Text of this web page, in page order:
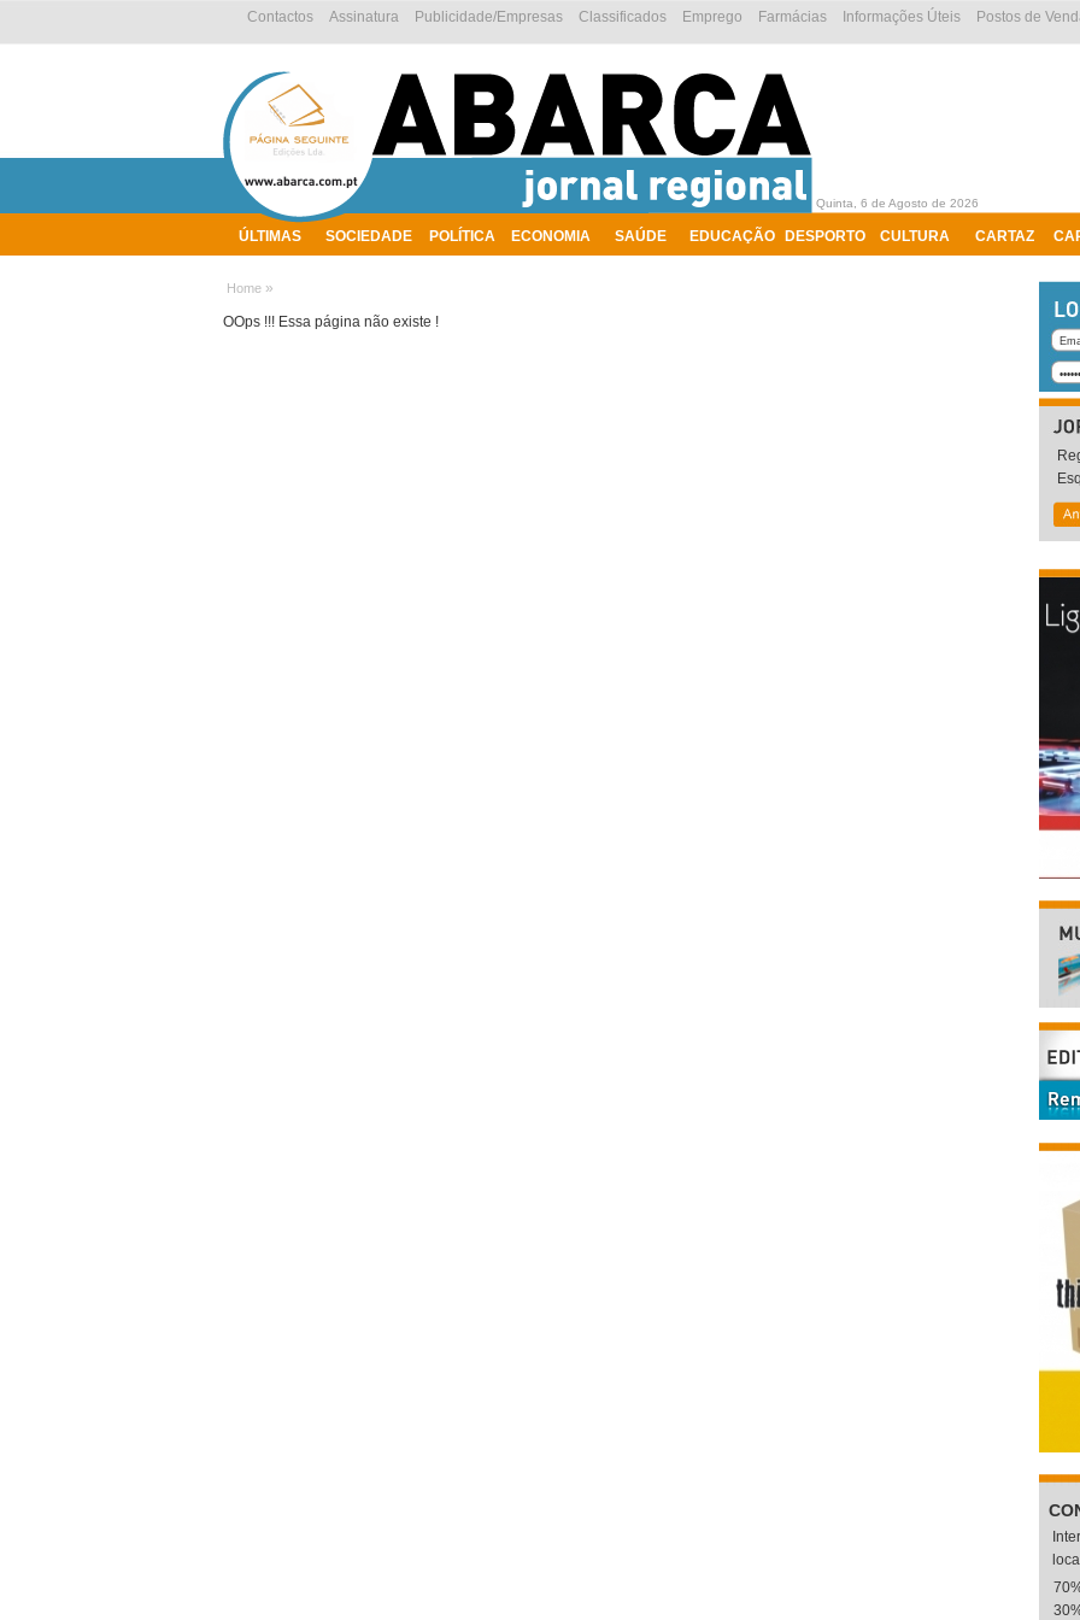
ÚLTIMAS SOCIEDADE POLÍTICA ECONOMIA SAÚDE EDUCAÇÃO DESPORTO CULTURA CARTAZ
Postos de
Informações Úteis
Farmácias
Emprego
Classificados
Publicidade/Empresas
Assinatura
Contactos
Quinta, 6 de Agosto de 2026
Home »
OOps !!! Essa página não existe !